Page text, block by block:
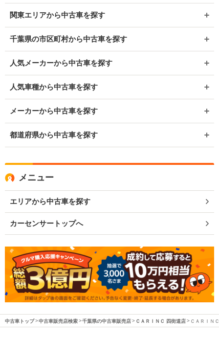
関東エリアから中古車を探す
千葉県の市区町村から中古車を探す
人気メーカーから中古車を探す
人気車種から中古車を探す
メーカーから中古車を探す
都道府県から中古車を探す
メニュー
エリアから中古車を探す
カーセンサートップへ
中古車トップ 中古車販売店検索 千葉県の中古車販売店 ＣＡＲＩＮＣ 四街道店 ＣＡＲＩＮ